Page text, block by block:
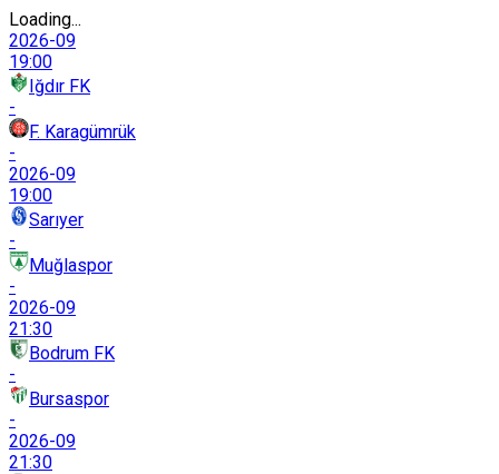
Loading...
2026-09
19:00
Iğdır FK
-
F. Karagümrük
-
2026-09
19:00
Sarıyer
-
Muğlaspor
-
2026-09
21:30
Bodrum FK
-
Bursaspor
-
2026-09
21:30